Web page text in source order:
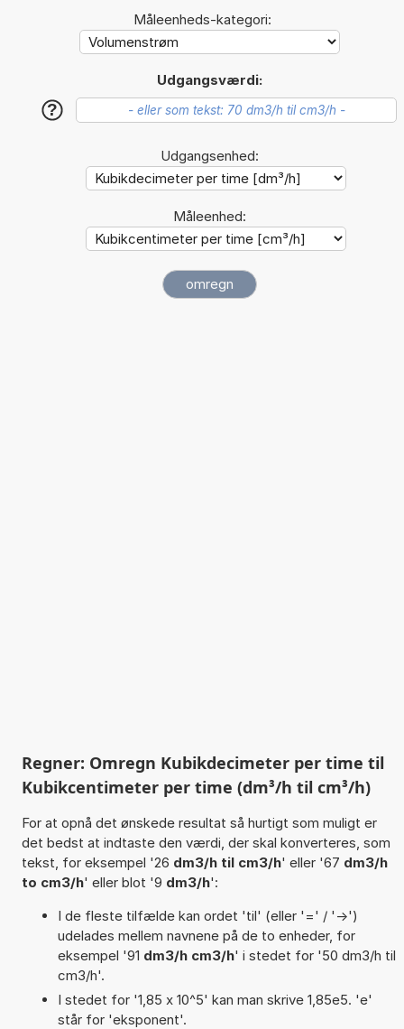
Måleenheds-kategori:
Udgangsværdi:
?
Udgangsenhed:
Måleenhed:
Regner: Omregn Kubikdecimeter per time til
Kubikcentimeter per time (dm³/h til cm³/h)
For at opnå det ønskede resultat så hurtigt som muligt er
det bedst at indtaste den værdi, der skal konverteres, som
tekst, for eksempel '26 dm3/h til cm3/h' eller '67 dm3/h
to cm3/h' eller blot '9 dm3/h':
I de fleste tilfælde kan ordet 'til' (eller '=' / '->')
udelades mellem navnene på de to enheder, for
eksempel '91 dm3/h cm3/h' i stedet for '50 dm3/h til
cm3/h'.
I stedet for '1,85 x 10^5' kan man skrive 1,85e5. 'e'
står for 'eksponent'.